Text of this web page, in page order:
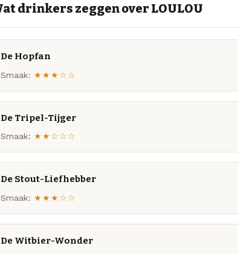
drinkers zeggen over LOULOU
De Hopfan
Smaak: ★★★☆☆
De Tripel-Tijger
Smaak: ★★☆☆☆
De Stout-Liefhebber
Smaak: ★★★☆☆
De Witbier-Wonder